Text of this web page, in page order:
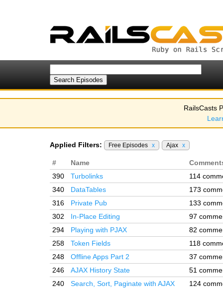
RailsCasts
Applied Filters: Free Episodes x Ajax x
# Name
390
Turbolinks
114
340
DataTables
173
316
Private Pub
133
302
In-Place Editing
97
294
Playing with PJAX
82
258
Token Fields
118
248
Offline Apps Part 2
37
246
AJAX History State
51
240
Search, Sort, Paginate with AJAX
124